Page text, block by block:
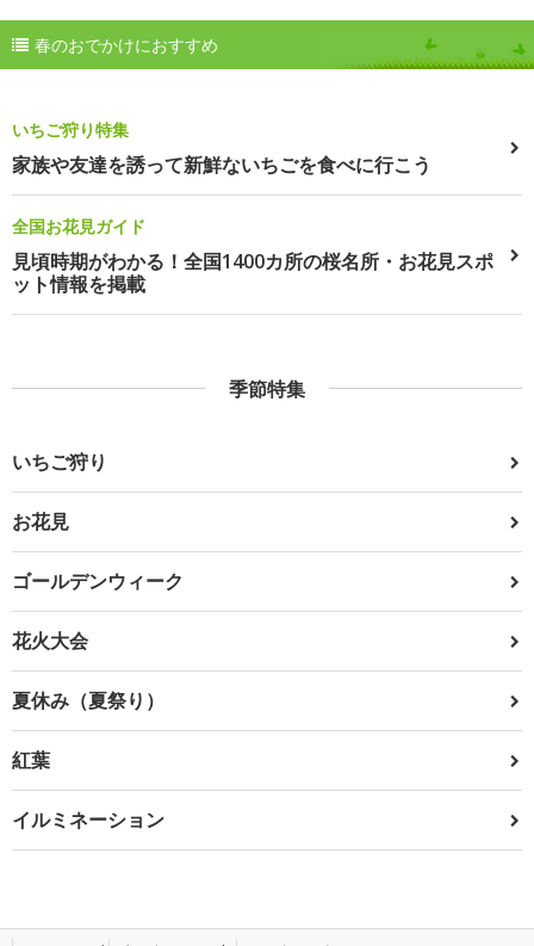
春のおでかけにおすすめ
いちご狩り特集
家族や友達を誘って新鮮ないちごを食べに行こう
全国お花見ガイド
見頃時期がわかる！全国1400カ所の桜名所・お花見スポ
ット情報を掲載
季節特集
いちご狩り
お花見
ゴールデンウィーク
花火大会
夏休み（夏祭り）
紅葉
イルミネーション